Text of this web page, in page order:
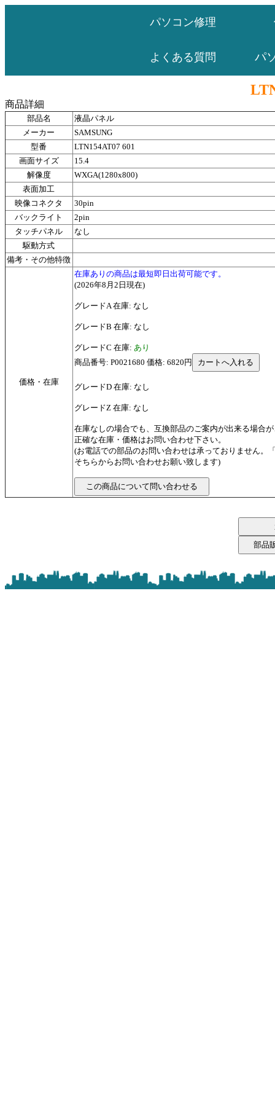
パソコン修理
よくある質問 パ
商品詳細
部品名
液晶パネル
メーカー
SAMSUNG
型番
LTN154AT07 601
画面サイズ
15.4
解像度
WXGA(1280x800)
表面加工
映像コネクタ
30pin
バックライト
2pin
タッチパネル
なし
駆動方式
備考・その他特徴
価格・在庫
在庫ありの商品は最短即日出荷可能です。
(2026年8月2日現在)
グレードA 在庫: なし
グレードB 在庫: なし
グレードC 在庫: あり
商品番号: P0021680 価格: 6820円
グレードD 在庫: なし
グレードZ 在庫: なし
在庫なしの場合でも、互換部品のご案内が出来る場合
正確な在庫・価格はお問い合わせ下さい。
(お電話での部品のお問い合わせは承っておりません。
そちらからお問い合わせお願い致します)